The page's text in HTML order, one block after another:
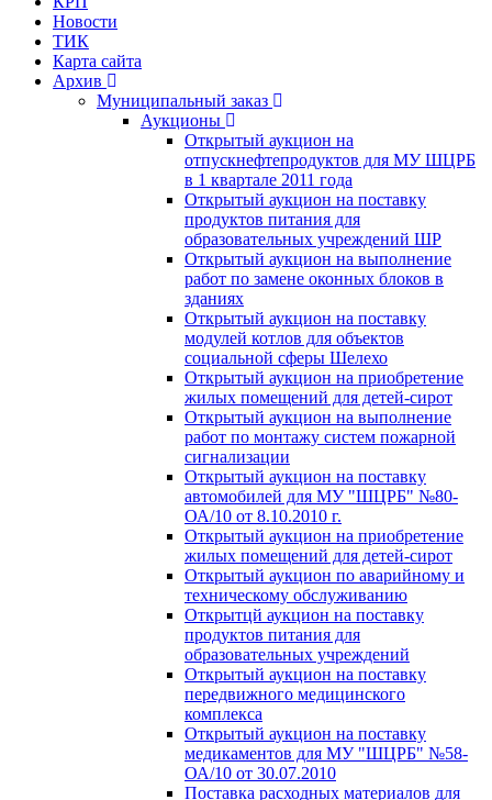
Новости
ТИК
Карта сайта
Архив
Муниципальный заказ
Аукционы
Открытый аукцион на
отпускнефтепродуктов для МУ ШЦРБ
в 1 квартале 2011 года
Открытый аукцион на поставку
продуктов питания для
образовательных учреждений ШР
Открытый аукцион на выполнение
работ по замене оконных блоков в
зданиях
Открытый аукцион на поставку
модулей котлов для объектов
социальной сферы Шелехо
Открытый аукцион на приобретение
жилых помещений для детей-сирот
Открытый аукцион на выполнение
работ по монтажу систем пожарной
сигнализации
Открытый аукцион на поставку
автомобилей для МУ "ШЦРБ" №80-
ОА/10 от 8.10.2010 г.
Открытый аукцион на приобретение
жилых помещений для детей-сирот
Открытый аукцион по аварийному и
техническому обслуживанию
Открытцй аукцион на поставку
продуктов питания для
образовательных учреждений
Открытый аукцион на поставку
передвижного медицинского
комплекса
Открытый аукцион на поставку
медикаментов для МУ "ШЦРБ" №58-
ОА/10 от 30.07.2010
Поставка расходных материалов для